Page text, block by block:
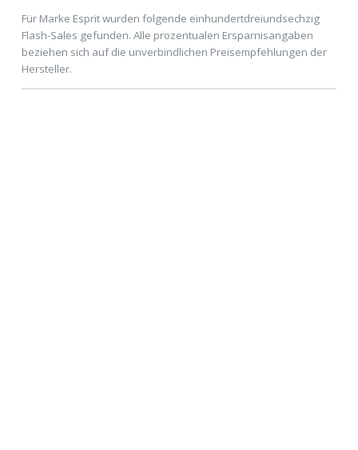
Für Marke Esprit wurden folgende einhundertdreiundsechzig
Flash-Sales gefunden. Alle prozentualen Ersparnisangaben
beziehen sich auf die unverbindlichen Preisempfehlungen der
Hersteller.